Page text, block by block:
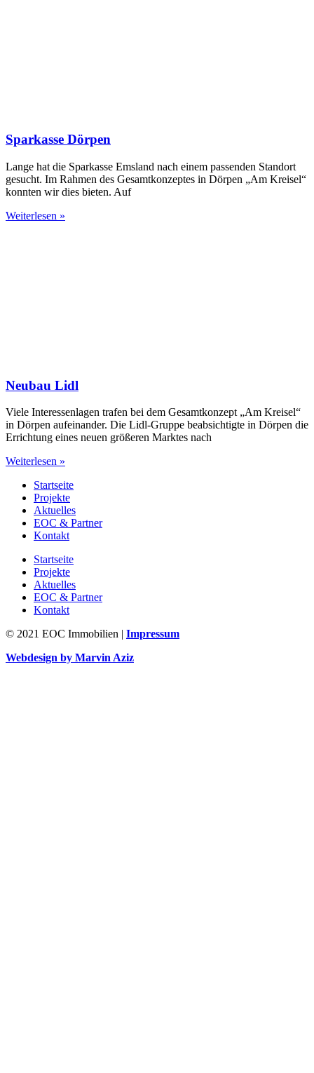
Sparkasse Dörpen
Lange hat die Sparkasse Emsland nach einem passenden Standort
gesucht. Im Rahmen des Gesamtkonzeptes in Dörpen „Am Kreisel“
konnten wir dies bieten. Auf
Weiterlesen »
Neubau Lidl
Viele Interessenlagen trafen bei dem Gesamtkonzept „Am Kreisel“
in Dörpen aufeinander. Die Lidl-Gruppe beabsichtigte in Dörpen die
Errichtung eines neuen größeren Marktes nach
Weiterlesen »
Startseite
Projekte
Aktuelles
EOC & Partner
Kontakt
Startseite
Projekte
Aktuelles
EOC & Partner
Kontakt
© 2021 EOC Immobilien | Impressum
Webdesign by Marvin Aziz